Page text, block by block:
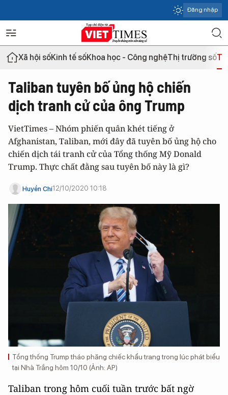
Đăng nhập
Xã hội sốKinh tế sốKhoa học - Công nghệThị trường số
Taliban tuyên bố ủng hộ chiến
dịch tranh cử của ông Trump
VietTimes – Nhóm phiến quân khét tiếng ở
Afghanistan, Taliban, mới đây đã tuyên bố ủng hộ cho
chiến dịch tái tranh cử của Tổng thống Mỹ Donald
Trump. Thực chất đằng sau tuyên bố này là gì?
Huyền Chi12/10/2020 10:18
Tổng thống Trump tháo phăng chiếc khẩu trang trong lúc phát biểu
tại Nhà Trắng hôm 10/10 (Ảnh: AP)
Taliban trong hôm cuối tuần trước bất ngờ